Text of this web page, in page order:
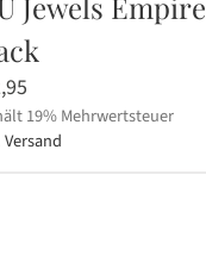
19% Mehrwertsteuer
Versand